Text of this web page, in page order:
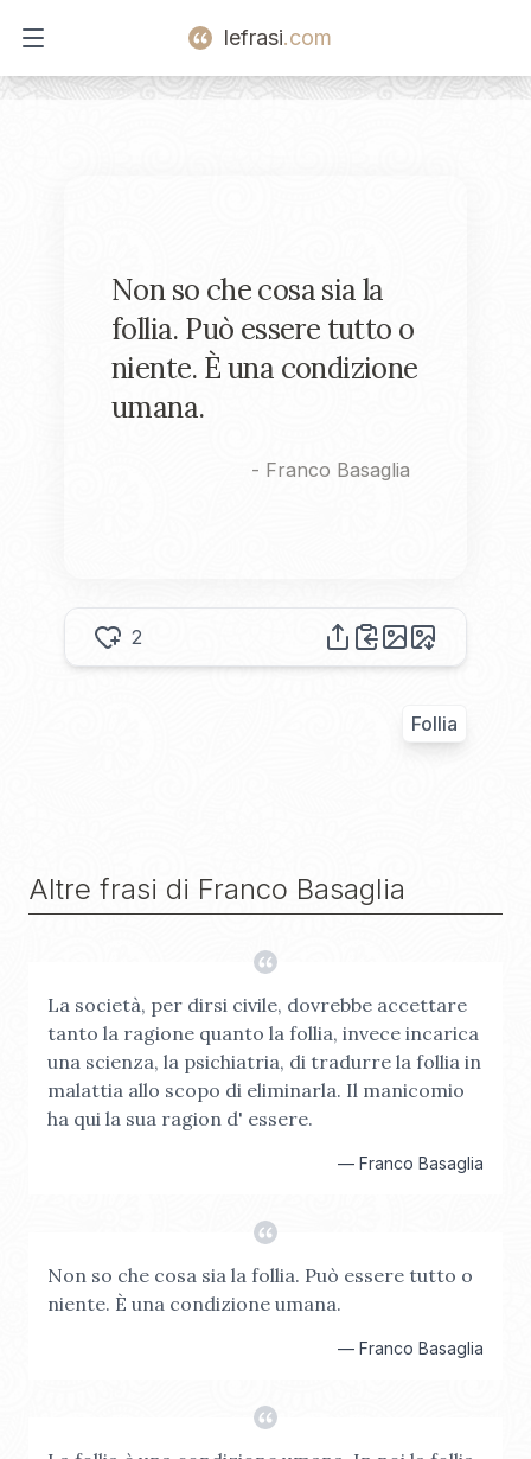
Open main menu
lefrasi.com
Non so che cosa sia la
follia. Può essere tutto o
niente. È una condizione
umana.
- Franco Basaglia
2
Follia
Altre frasi di Franco Basaglia
La società, per dirsi civile, dovrebbe accettare
tanto la ragione quanto la follia, invece incarica
una scienza, la psichiatria, di tradurre la follia in
malattia allo scopo di eliminarla. Il manicomio
ha qui la sua ragion d' essere.
— Franco Basaglia
Non so che cosa sia la follia. Può essere tutto o
niente. È una condizione umana.
— Franco Basaglia